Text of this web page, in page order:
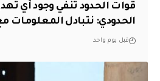
قوات الحدود تنفي وجود أي
الحدودي: نتبادل المعلومات
قبل يوم واحد